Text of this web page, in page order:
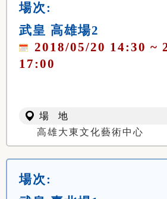
場次:
武皇 高雄場2
2018/05/20 14:30 ~
17:00
場 地
高雄大東文化藝術中心
場次: